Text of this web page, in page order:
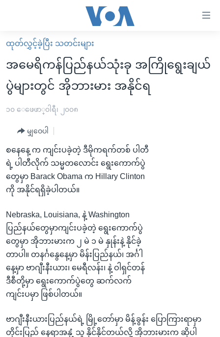
လွယ်ကူ
စေ
သည့်
Link
များ
ကျော်
ကြည့်
အ
ညွန်း
စာမျက်နှာ
ကျော်
ကြည့်
မူလစာမျက်နှာ
မြန်မာ
ကမ္ဘာ့သတင်းများ
အစ္စရေး-ပါလက်စတိုင်း
ရပ်ဝန်းတခု လမ်းတခု အလွန်
အင်္ဂလိပ်စာလေ့လာမယ်
အမေရိကန်သုံးအီဒီယံ
မကြေးမုံရဲ့ အင်္ဂလိပ်စာ
ရုပ်ရှင်ထဲက အင်္ဂလိပ်စာ
သုတပဒေသာ အင်္ဂလိပ်စာ
အပတ်စဉ်ကဏ္ဍများ
ရေဒီယို
တီဗွီ
ရေဒီယိုနှင့်ရုပ်သံ အချက်အလက်များ
ရေဒီယို/တီဗွီအစီအစဉ်
Learning English
ဗွီအိုအေ လူမှုကွန်ယက်များ
ထုတ်လွှင့်ခဲ့ပြီး သတင်းများ
အမေရိကန်ပြည်နယ်သုံးခု အကြိုရွေးချယ်
ပွဲများတွင် အိုဘားမား အနိုင်ရ
၁၀ ေဖေဖာ္၀ါရီ၊ ၂၀၀၈
မျှဝေပါ
စနေနေ့ က ကျင်းပခဲ့တဲ့ ဒီမိုကရက်တစ် ပါတီ
ရဲ့ ပါတီလိုက် သမ္မတလောင်း ရွေးကောက်ပွဲ
တွေမှာ Barack Obama က Hillary Clinton
ကို အနိုင်ရရှိခဲ့ပါတယ်။
Nebraska, Louisiana, နဲ့ Washington
ပြည်နယ်တွေမှာကျင်းပခဲ့တဲ့ ရွေးကောက်ပွဲ
တွေမှာ အိုဘားမားက ၂ မဲ ၁ မဲ နှုန်းနဲ့ နိုင်ခဲ့
တာပါ။ တနင်္ဂနွေနေ့မှာ မိန်းပြည်နယ်၊ အင်္ဂါ
နေ့မှာ ဗာဂျီးနီးယား၊ မေရီလန်း၊ နဲ့ ဝါရှင်တန်
ဒီစီတို့မှာ ရွေးကောက်ပွဲတွေ ဆက်လက်
ကျင်းပမှာ ဖြစ်ပါတယ်။
ဗာဂျီးနီးယားပြည်နယ်ရဲ့ မြို့တော်မှာ မိန့်ခွန်း ပြောကြားရာမှာ
တိုင်းပြည် နေရာအနှံ့ သူ နိုင်နိုင်တယ်လို့ အိုဘားမားက ဆိုပါ